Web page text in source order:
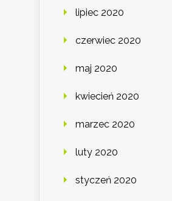
lipiec 2020
czerwiec 2020
maj 2020
kwiecień 2020
marzec 2020
luty 2020
styczeń 2020